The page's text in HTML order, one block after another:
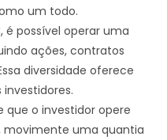
um todo.
é possível operar uma
ações, contratos
diversidade oferece
que o investidor opere
movimente uma quantia